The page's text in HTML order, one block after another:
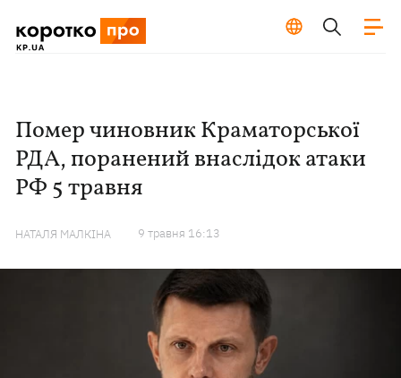
Помер чиновник Краматорської
РДА, поранений внаслідок атаки
РФ 5 травня
НАТАЛЯ МАЛКІНА 9 травня 16:13